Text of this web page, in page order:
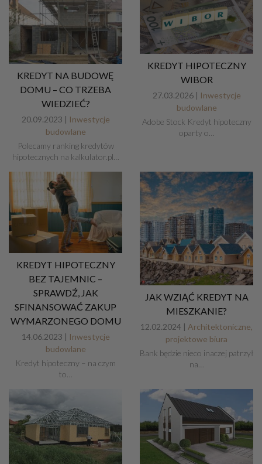
KREDYT NA BUDOWĘ
DOMU – CO TRZEBA
WIEDZIEĆ?
20.09.2023 | Inwestycje
budowlane
Polecamy ranking kredytów
hipotecznych na kalkulator.pl…
KREDYT HIPOTECZNY
WIBOR
27.03.2026 |
Inwestycje
budowlane
Adobe Stock Kredyt hipoteczny
oparty o…
KREDYT HIPOTECZNY
BEZ TAJEMNIC –
SPRAWDŹ, JAK
SFINANSOWAĆ ZAKUP
WYMARZONEGO DOMU
14.06.2023 | Inwestycje
budowlane
Kredyt hipoteczny – na czym
to…
JAK WZIĄĆ KREDYT NA
MIESZKANIE?
12.02.2024 | Architektoniczne,
projektowe biura
Bank będzie nieco inaczej patrzył
na…